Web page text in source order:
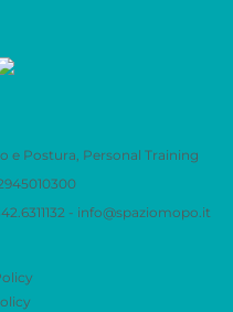
e Postura, Personal Training
- info@spaziomopo.it